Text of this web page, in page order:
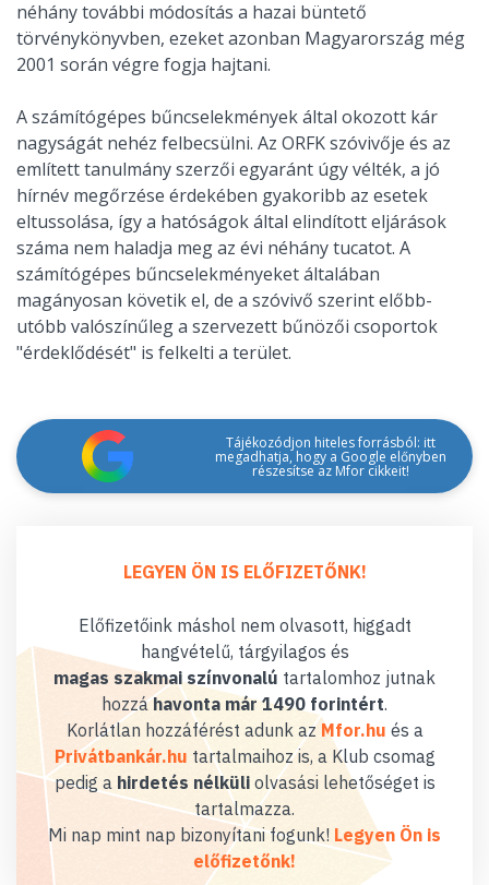
néhány további módosítás a hazai büntető
törvénykönyvben, ezeket azonban Magyarország még
2001 során végre fogja hajtani.
A számítógépes bűncselekmények által okozott kár
nagyságát nehéz felbecsülni. Az ORFK szóvivője és az
említett tanulmány szerzői egyaránt úgy vélték, a jó
hírnév megőrzése érdekében gyakoribb az esetek
eltussolása, így a hatóságok által elindított eljárások
száma nem haladja meg az évi néhány tucatot. A
számítógépes bűncselekményeket általában
magányosan követik el, de a szóvivő szerint előbb-
utóbb valószínűleg a szervezett bűnözői csoportok
"érdeklődését" is felkelti a terület.
Tájékozódjon hiteles forrásból: itt
megadhatja, hogy a Google előnyben
részesítse az Mfor cikkeit!
LEGYEN ÖN IS ELŐFIZETŐNK!
Előfizetőink máshol nem olvasott, higgadt
hangvételű, tárgyilagos és
magas szakmai színvonalú tartalomhoz jutnak
hozzáhavonta már 1490 forintért.
Korlátlan hozzáférést adunk az Mfor.hu és a
Privátbankár.hu tartalmaihoz is, a Klub csomag
pedig a hirdetés nélküliolvasási lehetőséget is
tartalmazza.
Mi nap mint nap bizonyítani fogunk! Legyen Ön is
előfizetőnk!